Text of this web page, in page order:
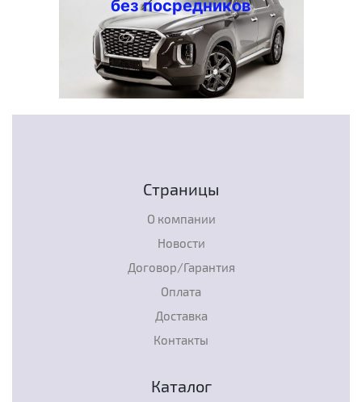
без посредников
Страницы
О компании
Новости
Договор/Гарантия
Оплата
Доставка
Контакты
Каталог